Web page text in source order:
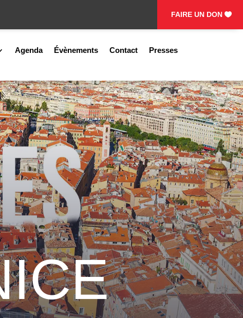
FAIRE UN DON
Agenda Évènements Contact Presses